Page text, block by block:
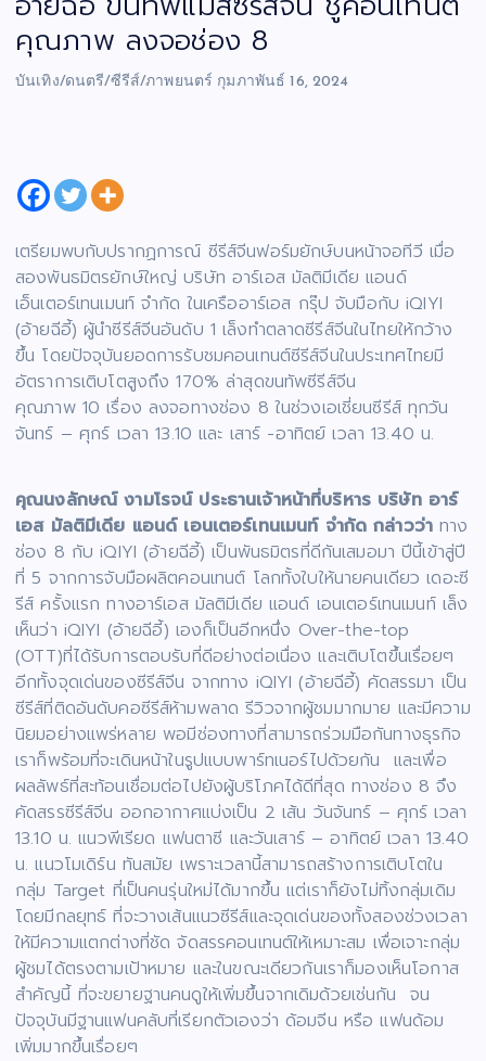
คุณภาพ ลงจอช่อง 8
บันเทิง/ดนตรี/ซีรีส์/ภาพยนตร์ กุมภาพันธ์ 16, 2024
เตรียมพบกับปรากฏการณ์ ซีรีส์จีนฟอร์มยักษ์บนหน้าจอทีวี เมื่อ
สองพันธมิตรยักษ์ใหญ่ บริษัท อาร์เอส มัลติมีเดีย แอนด์
เอ็นเตอร์เทนเมนท์ จำกัด ในเครืออาร์เอส กรุ๊ป จับมือกับ iQIYI
(อ้ายฉีอี้) ผู้นำซีรีส์จีนอันดับ 1 เล็งทำตลาดซีรีส์จีนในไทยให้กว้าง
ขึ้น โดยปัจจุบันยอดการรับชมคอนเทนต์ซีรีส์จีนในประเทศไทยมี
อัตราการเติบโตสูงถึง 170% ล่าสุดขนทัพซีรีส์จีน
คุณภาพ 10 เรื่อง ลงจอทางช่อง 8 ในช่วงเอเชี่ยนซีรีส์ ทุกวัน
จันทร์ – ศุกร์ เวลา 13.10 และ เสาร์ -อาทิตย์ เวลา 13.40 น.
คุณนงลักษณ์ งามโรจน์ ประธานเจ้าหน้าที่บริหาร บริษัท อาร์
เอส มัลติมีเดีย แอนด์ เอนเตอร์เทนเมนท์ จำกัด กล่าวว่าทาง
ช่อง 8 กับ iQIYI (อ้ายฉีอี้) เป็นพันธมิตรที่ดีกันเสมอมา ปีนี้เข้าสู่ปี
ที่ 5 จากการจับมือผลิตคอนเทนต์ โลกทั้งใบให้นายคนเดียว เดอะซี
รีส์ ครั้งแรก ทางอาร์เอส มัลติมีเดีย แอนด์ เอนเตอร์เทนเมนท์ เล็ง
เห็นว่า iQIYI (อ้ายฉีอี้) เองก็เป็นอีกหนึ่ง Over-the-top
(OTT)ที่ได้รับการตอบรับที่ดีอย่างต่อเนื่อง และเติบโตขึ้นเรื่อยๆ
อีกทั้งจุดเด่นของซีรีส์จีน จากทาง iQIYI (อ้ายฉีอี้) คัดสรรมา เป็น
ซีรีส์ที่ติดอันดับคอซีรีส์ห้ามพลาด รีวิวจากผู้ชมมากมาย และมีความ
นิยมอย่างแพร่หลาย พอมีช่องทางที่สามารถร่วมมือกันทางธุรกิจ
เราก็พร้อมที่จะเดินหน้าในรูปแบบพาร์ทเนอร์ไปด้วยกัน และเพื่อ
ผลลัพธ์ที่สะท้อนเชื่อมต่อไปยังผู้บริโภคได้ดีที่สุด ทางช่อง 8 จึง
คัดสรรซีรีส์จีน ออกอากาศแบ่งเป็น 2 เส้น วันจันทร์ – ศุกร์ เวลา
13.10 น. แนวพีเรียด แฟนตาซี และวันเสาร์ – อาทิตย์ เวลา 13.40
น. แนวโมเดิร์น ทันสมัย เพราะเวลานี้สามารถสร้างการเติบโตใน
กลุ่ม Target ที่เป็นคนรุ่นใหม่ได้มากขึ้น แต่เราก็ยังไม่ทิ้งกลุ่มเดิม
โดยมีกลยุทธ์ ที่จะวางเส้นแนวซีรีส์และจุดเด่นของทั้งสองช่วงเวลา
ให้มีความแตกต่างที่ชัด จัดสรรคอนเทนต์ให้เหมาะสม เพื่อเจาะกลุ่ม
ผู้ชมได้ตรงตามเป้าหมาย และในขณะเดียวกันเราก็มองเห็นโอกาส
สำคัญนี้ ที่จะขยายฐานคนดูให้เพิ่มขึ้นจากเดิมด้วยเช่นกัน จน
ปัจจุบันมีฐานแฟนคลับที่เรียกตัวเองว่า ด้อมจีน หรือ แฟนด้อม
เพิ่มมากขึ้นเรื่อยๆ